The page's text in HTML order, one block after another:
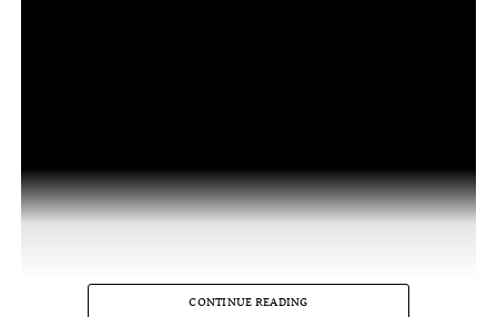
CONTINUE READING